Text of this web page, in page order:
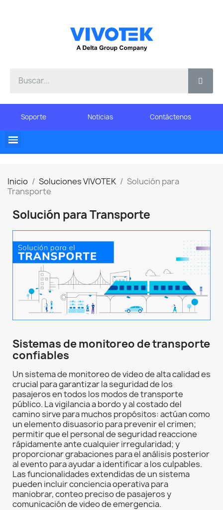
Soporte Noticias Contáctenos
Inicio Soluciones VIVOTEK
Solución para
Transporte
Solución para Transporte
Sistemas de monitoreo de transporte
confiables
Un sistema de monitoreo de video de alta calidad es
crucial para garantizar la seguridad de los
pasajeros en todos los modos de transporte
público. La vigilancia a bordo y al costado del
camino sirve para muchos propósitos: actúan como
un elemento disuasorio para prevenir el crimen;
permitir que el personal de seguridad reaccione
rápidamente ante cualquier irregularidad; y
proporcionar grabaciones para el análisis posterior
al evento para ayudar a identificar a los culpables.
Las funcionalidades extendidas de un sistema
pueden incluir conciencia operativa para
maniobrar, conteo preciso de pasajeros y
comunicación de video de emergencia.